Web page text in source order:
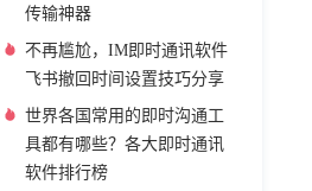
传输神器
不再尴尬，IM即时通讯软件
飞书撤回时间设置技巧分享
世界各国常用的即时沟通工
具都有哪些？各大即时通讯
软件排行榜